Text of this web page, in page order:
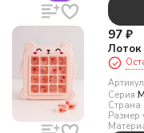
97 ₽
Серия:
Страна
Размер